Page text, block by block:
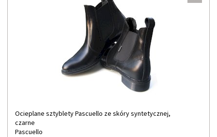
Ocieplane sztyblety Pascuello ze skóry syntetycznej,
czarne
Pascuello